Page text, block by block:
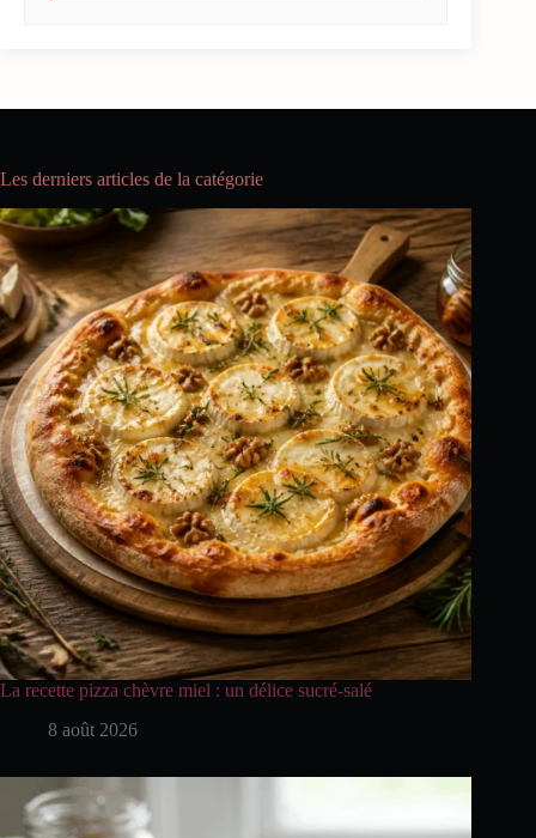
Les derniers articles de la catégorie
La recette pizza chèvre miel : un délice sucré-salé
8 août 2026